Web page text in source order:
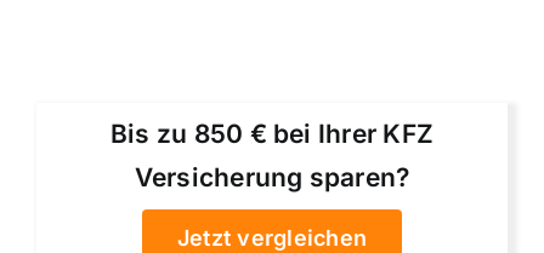
Bis zu 850 € bei Ihrer KFZ
Versicherung sparen?
Jetzt vergleichen